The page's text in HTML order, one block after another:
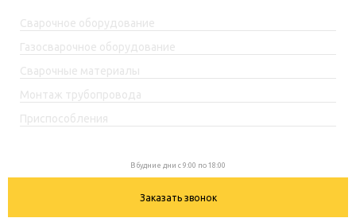
Сварочное оборудование
Газосварочное оборудование
Сварочные материалы
Монтаж трубопровода
Приспособления
В будние дни с 9:00 по 18:00
Заказать звонок